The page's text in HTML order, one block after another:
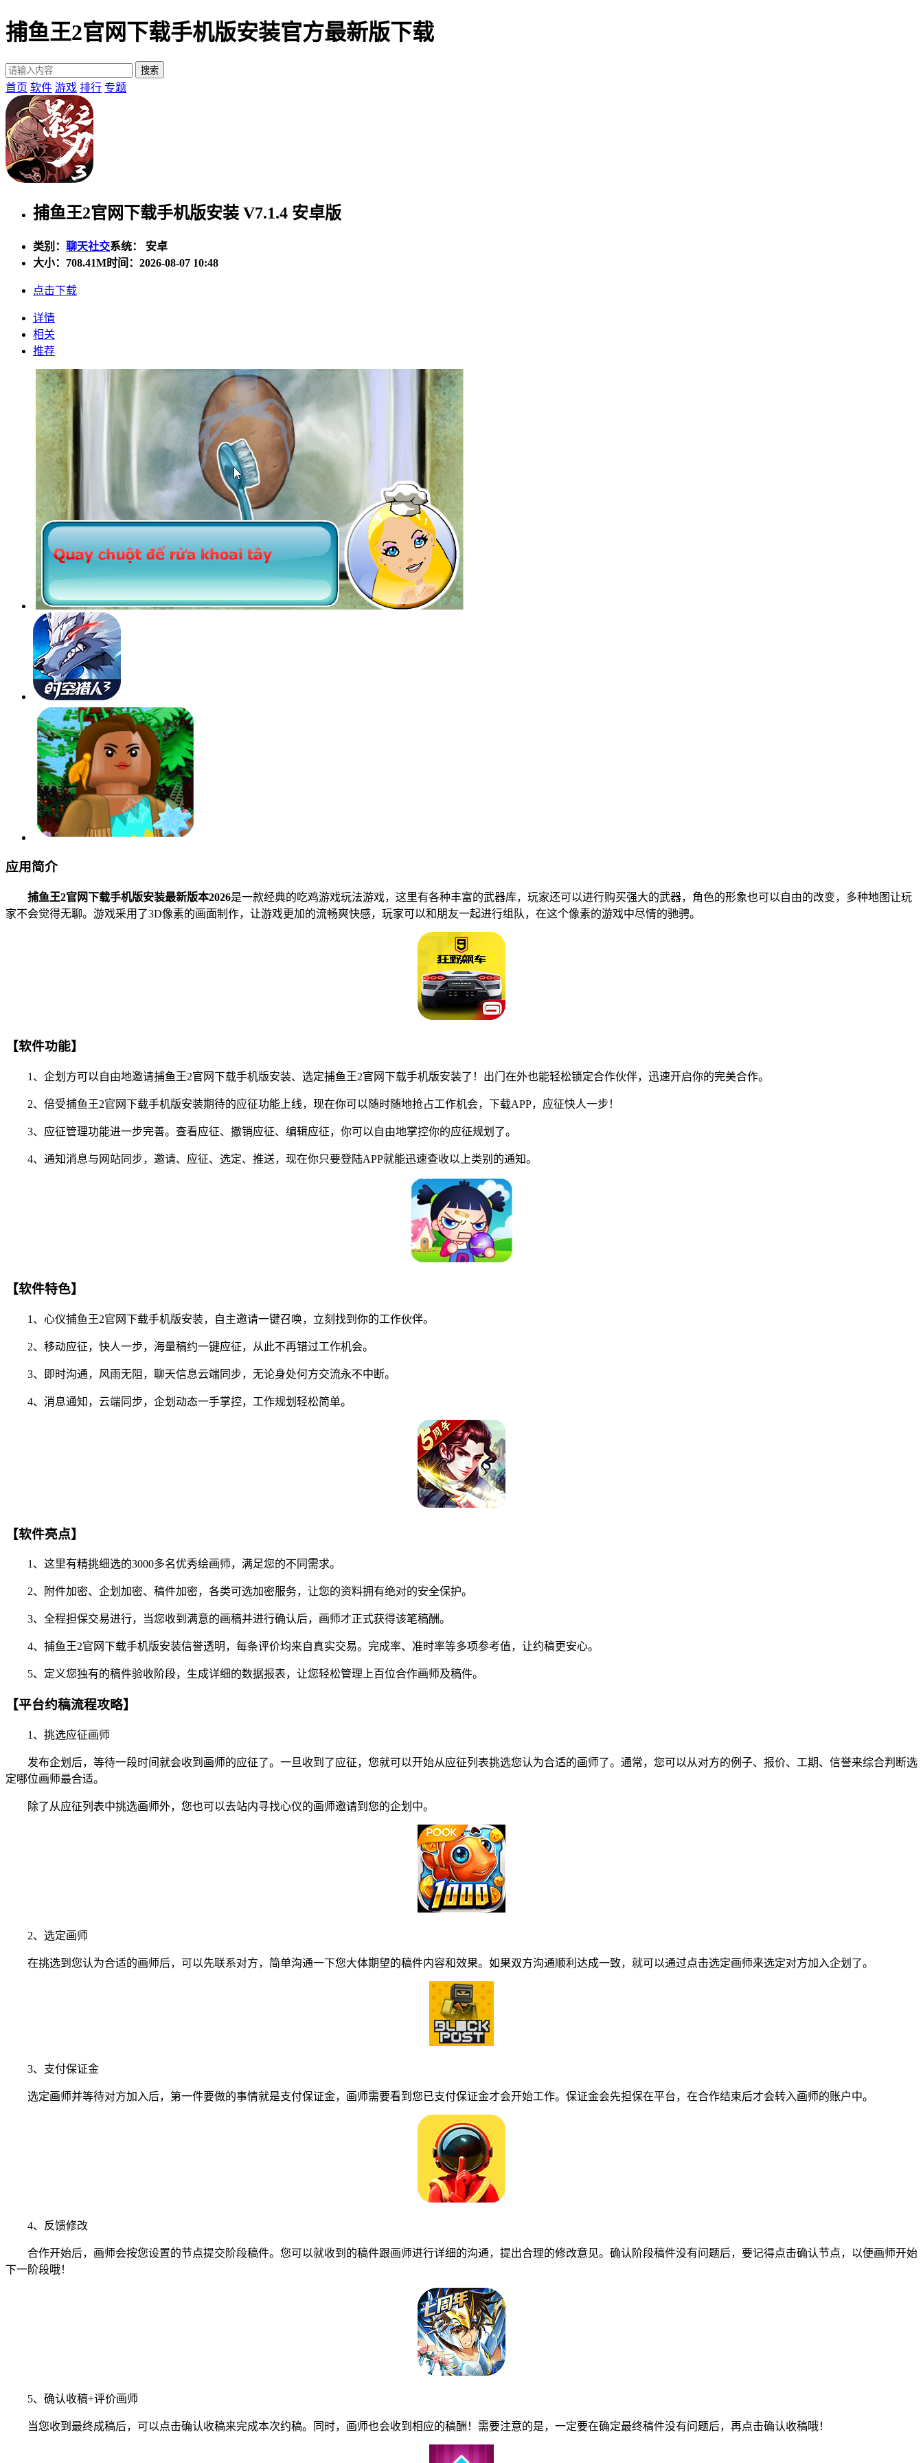
捕鱼王2官网下载手机版安装官方最新版下载
首页 软件 游戏 排行 专题
捕鱼王2官网下载手机版安装 V7.1.4 安卓版
类别： 聊天社交系统： 安卓
大小： 708.41M时间：2026-08-07 10:48
点击下载
详情
相关
推荐
应用简介
捕鱼王2官网下载手机版安装最新版本2026是一款经典的吃鸡游戏玩法游戏，这里有各种丰富的武器库，玩家还可以进行购买强大的武器，角色的形象也可以自由的改变，多种地图让玩
家不会觉得无聊。游戏采用了3D像素的画面制作，让游戏更加的流畅爽快感，玩家可以和朋友一起进行组队，在这个像素的游戏中尽情的驰骋。
【软件功能】
1、企划方可以自由地邀请捕鱼王2官网下载手机版安装、选定捕鱼王2官网下载手机版安装了！出门在外也能轻松锁定合作伙伴，迅速开启你的完美合作。
2、倍受捕鱼王2官网下载手机版安装期待的应征功能上线，现在你可以随时随地抢占工作机会，下载APP，应征快人一步！
3、应征管理功能进一步完善。查看应征、撤销应征、编辑应征，你可以自由地掌控你的应征规划了。
4、通知消息与网站同步，邀请、应征、选定、推送，现在你只要登陆APP就能迅速查收以上类别的通知。
【软件特色】
1、心仪捕鱼王2官网下载手机版安装，自主邀请一键召唤，立刻找到你的工作伙伴。
2、移动应征，快人一步，海量稿约一键应征，从此不再错过工作机会。
3、即时沟通，风雨无阻，聊天信息云端同步，无论身处何方交流永不中断。
4、消息通知，云端同步，企划动态一手掌控，工作规划轻松简单。
【软件亮点】
1、这里有精挑细选的3000多名优秀绘画师，满足您的不同需求。
2、附件加密、企划加密、稿件加密，各类可选加密服务，让您的资料拥有绝对的安全保护。
3、全程担保交易进行，当您收到满意的画稿并进行确认后，画师才正式获得该笔稿酬。
4、捕鱼王2官网下载手机版安装信誉透明，每条评价均来自真实交易。完成率、准时率等多项参考值，让约稿更安心。
5、定义您独有的稿件验收阶段，生成详细的数据报表，让您轻松管理上百位合作画师及稿件。
【平台约稿流程攻略】
1、挑选应征画师
发布企划后，等待一段时间就会收到画师的应征了。一旦收到了应征，您就可以开始从应征列表挑选您认为合适的画师了。通常，您可以从对方的例子、报价、工期、信誉来综合判断选
定哪位画师最合适。
除了从应征列表中挑选画师外，您也可以去站内寻找心仪的画师邀请到您的企划中。
2、选定画师
在挑选到您认为合适的画师后，可以先联系对方，简单沟通一下您大体期望的稿件内容和效果。如果双方沟通顺利达成一致，就可以通过点击选定画师来选定对方加入企划了。
3、支付保证金
选定画师并等待对方加入后，第一件要做的事情就是支付保证金，画师需要看到您已支付保证金才会开始工作。保证金会先担保在平台，在合作结束后才会转入画师的账户中。
4、反馈修改
合作开始后，画师会按您设置的节点提交阶段稿件。您可以就收到的稿件跟画师进行详细的沟通，提出合理的修改意见。确认阶段稿件没有问题后，要记得点击确认节点，以便画师开始
下一阶段哦！
5、确认收稿+评价画师
当您收到最终成稿后，可以点击确认收稿来完成本次约稿。同时，画师也会收到相应的稿酬！需要注意的是，一定要在确定最终稿件没有问题后，再点击确认收稿哦！